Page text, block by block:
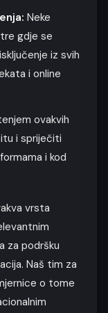
Neke
gdje se
iz svih
i online
ovakvih
i spriječiti
i kod
vrsta
za podršku
Naš tim za
o tome